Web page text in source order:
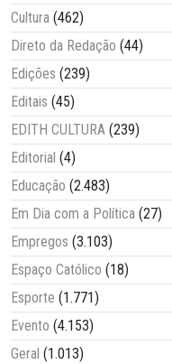
Cultura (462)
Direto da Redação (44)
Edições (239)
Editais (45)
EDITH CULTURA (239)
Editorial (4)
Educação (2.483)
Em Dia com a Política (27)
Empregos (3.103)
Espaço Católico (18)
Esporte (1.771)
Evento (4.153)
Geral (1.013)